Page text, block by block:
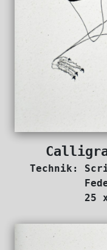
Technik:
25